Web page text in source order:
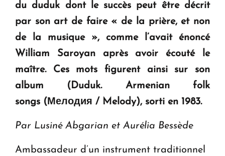
du duduk dont le succès peut être décrit
par son art de faire « de la prière, et non
de la musique», comme l’avait énoncé
William Saroyan après avoir écouté le
maître. Ces mots figurent ainsi sur son
album (Duduk. Armenian folk
songs (Мелодия / Melody), sorti en 1983.
Par Lusiné Abgarian et Aurélia Bessède
Ambassadeur d’un instrument traditionnel